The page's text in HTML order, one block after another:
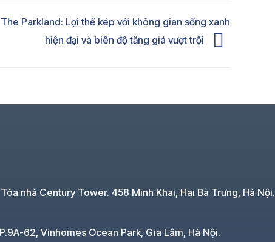
The Parkland: Lợi thế kép với không gian sống xanh
hiện đại và biên độ tăng giá vượt trội
nhà Century Tower. 458 Minh Khai, Hai Bà Trưng, Hà Nội.
62, Vinhomes Ocean Park, Gia Lâm, Hà Nội.